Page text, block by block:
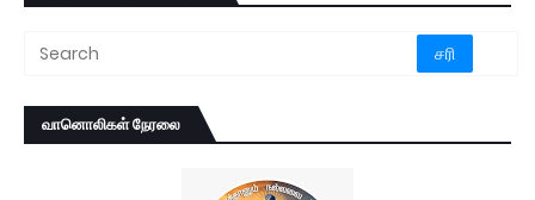
வானொலிகள் நேரலை